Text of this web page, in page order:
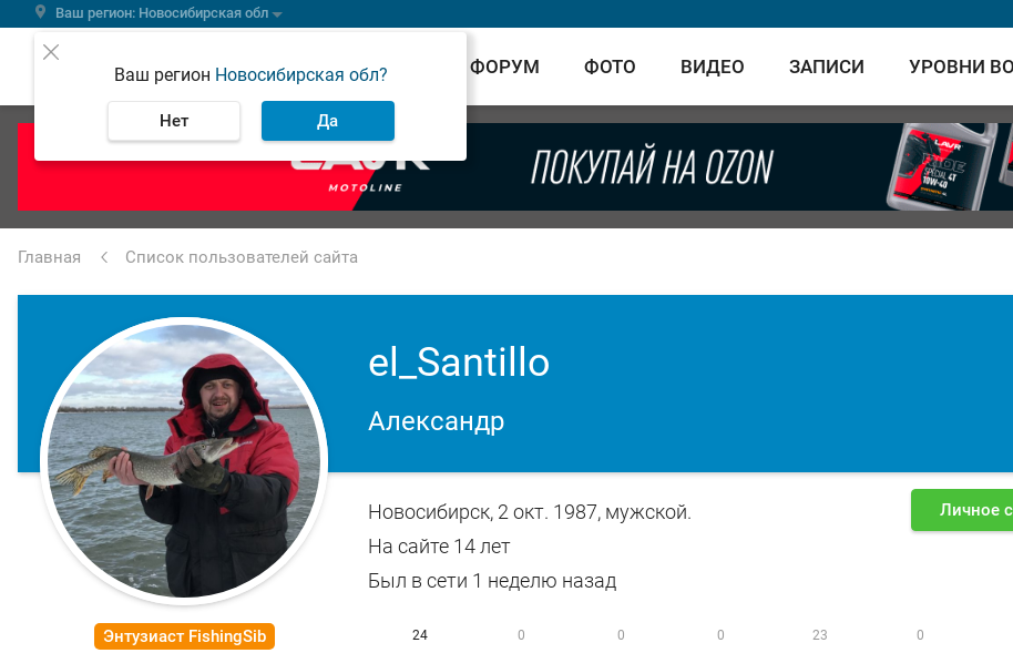
Ваш регион: Новосибирская обл
Ваш регион Новосибирская обл?
Нет Да
ВЕСТИ ФОРУМ ФОТО ВИДЕО ЗАПИСИ УРОВНИ
Главная Список пользователей сайта
el_Santillo
Александр
Новосибирск, 2 окт. 1987, мужской.
На сайте 14 лет
Был в сети 1 неделю назад
Личное
Энтузиаст FishingSib 24 0 0 0 23 0